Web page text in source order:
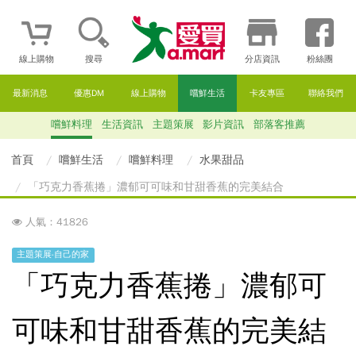
線上購物 搜尋 分店資訊 粉絲團
最新消息 優惠DM 線上購物 嚐鮮生活 卡友專區 聯絡我們
嚐鮮料理 生活資訊 主題策展 影片資訊 部落客推薦
首頁 嚐鮮生活 嚐鮮料理
水果甜品
「巧克力香蕉捲」濃郁可可味和甘甜香蕉的完美結合
人氣：41826
主題策展-自己的家
「巧克力香蕉捲」濃郁可
可味和甘甜香蕉的完美結